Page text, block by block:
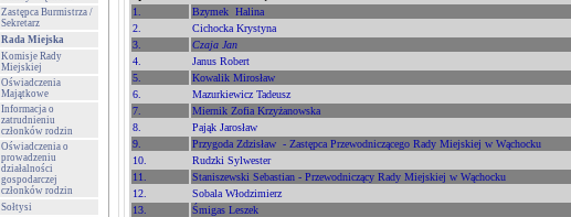
Zastępca Burmistrza /
Sekretarz
Rada Miejska
Komisje Rady
Miejskiej
Oświadczenia
Majątkowe
Informacja o
zatrudnieniu
członków rodzin
Oświadczenia o
prowadzeniu
działalności
gospodarczej
członków rodzin
Sołtysi
1.
Bzymek Halina
2.
Cichocka Krystyna
3.
Czaja Jan
4.
Janus Robert
5.
Kowalik Mirosław
6.
Mazurkiewicz Tadeusz
7.
Miernik Zofia Krzyżanowska
8.
Pająk Jarosław
9.
Przygoda Zdzisław - Zastępca Przewodniczącego Rady Miejskiej w Wąchocku
10.
Rudzki Sylwester
11.
Staniszewski Sebastian - Przewodniczący Rady Miejskiej w Wąchocku
12.
Sobala Włodzimierz
13.
Śmigas Leszek